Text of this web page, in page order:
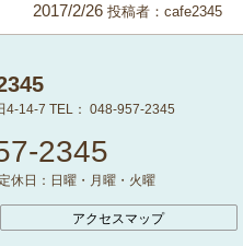
2017/2/26 投稿者：cafe2345
4-14-7 TEL： 048-957-2345
2345
定休日： 日曜・月曜・火曜
アクセスマップ